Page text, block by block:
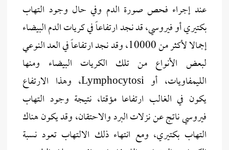
عند إجراء فحص صورة الدم وفي حال وجود التهاب
بكتيري أو فيروسي، قد نجد ارتفاعاً في كريات الدم البيضاء
إجمالا لأكثر من 10000، وقد نجد ارتفاعاً في العد النوعي
لبعض الأنواع من تلك الكريات البيضاء ومنها
الليمفاويات، أو Lymphocytosi، وهذا الارتفاع
يكون في الغالب ارتفاعا مؤقتا، نتيجة وجود التهاب
فيروسي ناتج عن نزلات البرد والاحتقان، وقد يكون هناك
التهاب بكتيري، ومع انتهاء ذلك الالتهاب تعود نسبة